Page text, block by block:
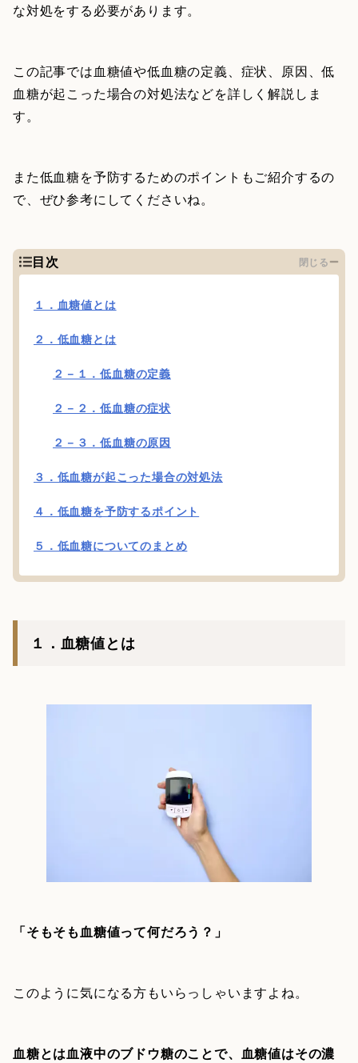
な対処をする必要があります。
この記事では血糖値や低血糖の定義、症状、原因、低
血糖が起こった場合の対処法などを詳しく解説しま
す。
また低血糖を予防するためのポイントもご紹介するの
で、ぜひ参考にしてくださいね。
目次 閉じる
１．血糖値とは
２．低血糖とは
２－１．低血糖の定義
２－２．低血糖の症状
２－３．低血糖の原因
３．低血糖が起こった場合の対処法
４．低血糖を予防するポイント
５．低血糖についてのまとめ
１．血糖値とは
「そもそも血糖値って何だろう？」
このように気になる方もいらっしゃいますよね。
血糖とは血液中のブドウ糖のことで、血糖値はその濃